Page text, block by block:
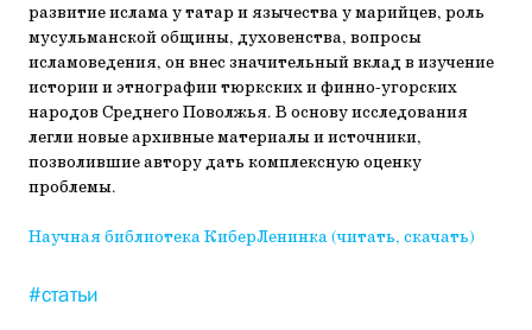
развитие ислама у татар и язычества у марийцев, роль
мусульманской общины, духовенства, вопросы
исламоведения, он внес значительный вклад в изучение
истории и этнографии тюркских и финно-угорских
народов Среднего Поволжья. В основу исследования
легли новые архивные материалы и источники,
позволившие автору дать комплексную оценку
проблемы.
Научная библиотека КиберЛенинка (читать, скачать)
#статьи